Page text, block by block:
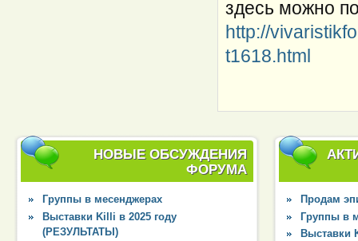
здесь можно
http://
t1618.html
НОВЫЕ ОБСУЖДЕНИЯ
ФОРУМА
Группы в месенджерах
Выставки Killi в 2025 году
(РЕЗУЛЬТАТЫ)
Продам
Группы в
Выставки